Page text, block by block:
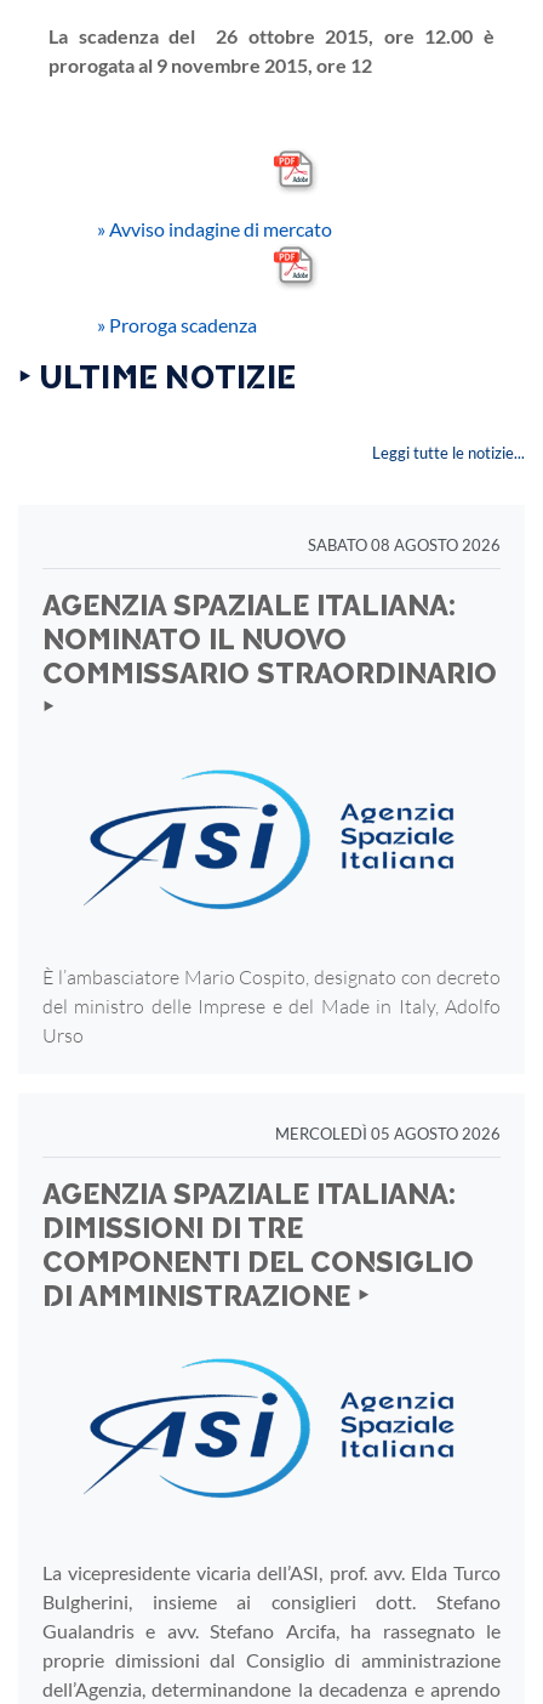
La scadenza del 26 ottobre 2015, ore 12.00 è
prorogata al 9 novembre 2015, ore 12
» Avviso indagine di mercato
» Proroga scadenza
‣ ULTIME NOTIZIE
Leggi tutte le notizie...
SABATO 08 AGOSTO 2026
AGENZIA SPAZIALE ITALIANA:
NOMINATO IL NUOVO
COMMISSARIO STRAORDINARIO
‣
È l’ambasciatore Mario Cospito, designato con decreto
del ministro delle Imprese e del Made in Italy, Adolfo
Urso
MERCOLEDÌ 05 AGOSTO 2026
AGENZIA SPAZIALE ITALIANA:
DIMISSIONI DI TRE
COMPONENTI DEL CONSIGLIO
DI AMMINISTRAZIONE ‣
La vicepresidente vicaria dell’ASI, prof. avv. Elda Turco
Bulgherini, insieme ai consiglieri dott. Stefano
Gualandris e avv. Stefano Arcifa, ha rassegnato le
proprie dimissioni dal Consiglio di amministrazione
dell’Agenzia, determinandone la decadenza e aprendo